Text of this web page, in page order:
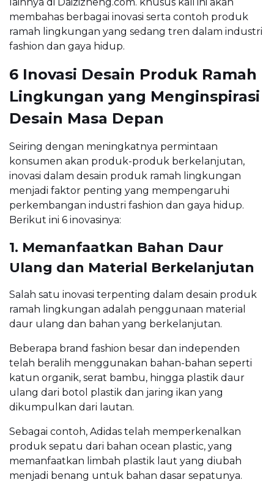
membahas berbagai inovasi serta contoh produk
ramah lingkungan yang sedang tren dalam industri
fashion dan gaya hidup.
6 Inovasi Desain Produk Ramah
Lingkungan yang Menginspirasi
Desain Masa Depan
Seiring dengan meningkatnya permintaan
konsumen akan produk-produk berkelanjutan,
inovasi dalam desain produk ramah lingkungan
menjadi faktor penting yang mempengaruhi
perkembangan industri fashion dan gaya hidup.
Berikut ini 6 inovasinya:
1. Memanfaatkan Bahan Daur
Ulang dan Material Berkelanjutan
Salah satu inovasi terpenting dalam desain produk
ramah lingkungan adalah penggunaan material
daur ulang dan bahan yang berkelanjutan.
Beberapa brand fashion besar dan independen
telah beralih menggunakan bahan-bahan seperti
katun organik, serat bambu, hingga plastik daur
ulang dari botol plastik dan jaring ikan yang
dikumpulkan dari lautan.
Sebagai contoh, Adidas telah memperkenalkan
produk sepatu dari bahan ocean plastic, yang
memanfaatkan limbah plastik laut yang diubah
menjadi benang untuk bahan dasar sepatunya.